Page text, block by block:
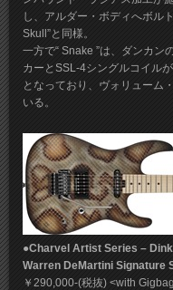
し、アルダー・ボディへボル
Skull”と同様。
一方で“ Snake ”は、ダンカン
カーとSSL-4シングルコイル
となっており、ヴォリューム
いる。
●Charvel Artist Series –
Warren DeMartini Signature
￥290,000-(税抜) <with